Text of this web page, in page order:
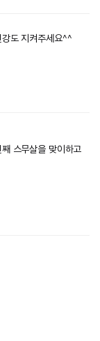
도 지켜주세요^^
스무살을 맞이하고